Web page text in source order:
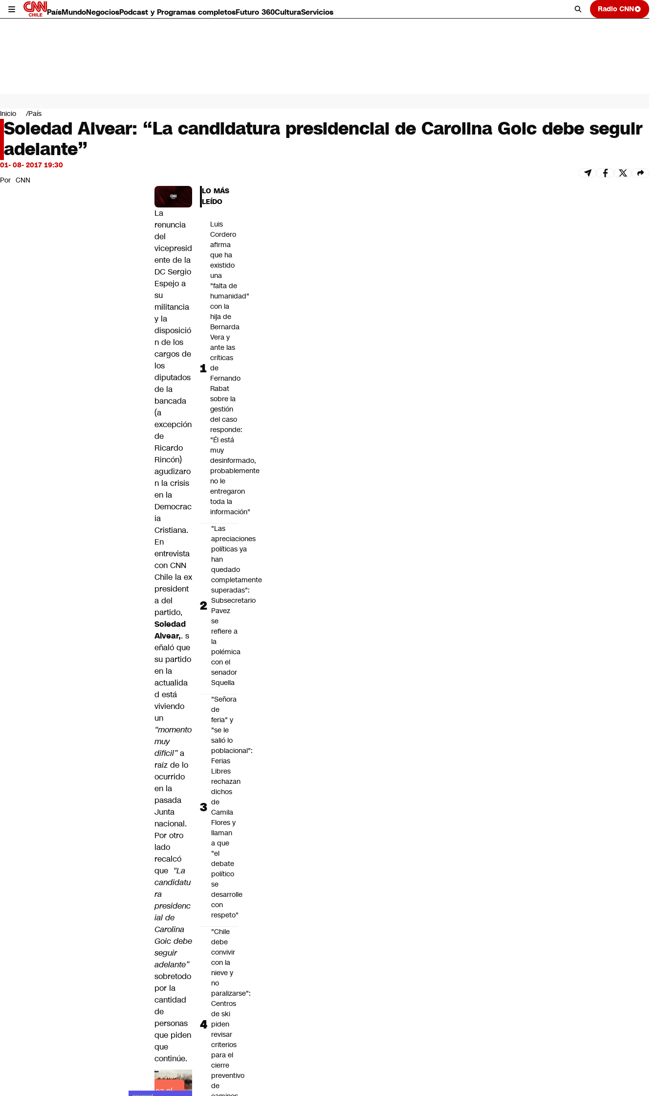
PaísMundoNegociosPodcast y Programas completosFuturo 360CulturaServicios Radio CNN
Mundo
Negocios
Deportes
Programas completos
Cultura
Servicios
Bits
CNN Data
Inicio País
Soledad Alvear: “La candidatura presidencial de Carolina Goic debe seguir
adelante”
01- 08- 2017 19:30
Por CNN
La
renuncia
del
vicepresid
ente de la
DC Sergio
Espejo a
su
militancia
y la
disposició
n de los
cargos de
los
diputados
de la
bancada
(a
excepción
de
Ricardo
Rincón)
agudizaro
n la crisis
en la
Democrac
ia
Cristiana.
En
entrevista
con CNN
Chile la ex
president
a del
partido,
Soledad
Alvear,. s
eñaló que
su partido
en la
actualida
d está
viviendo
un
“momento
muy
dificil”a
raíz de lo
ocurrido
en la
pasada
Junta
nacional.
Por otro
lado
recalcó
que “La
candidatu
ra
presidenc
ial de
Carolina
Goic debe
seguir
adelante”
sobretodo
por la
cantidad
de
personas
que piden
que
continúe.
Lea el
LO MÁS
LEÍDO
Luis
Cordero
afirma
que ha
existido
una
"falta de
humanidad"
con la
hija de
Bernarda
Vera y
ante las
críticas
de
Fernando
Rabat
sobre la
gestión
del caso
responde:
"Él está
muy
desinformado,
probablemente
no le
entregaron
toda la
información"
"Las
apreciaciones
políticas ya
han
quedado
completamente
superadas":
Subsecretario
Pavez
se
refiere a
la
polémica
con el
senador
Squella
"Señora
de
feria" y
"se le
salió lo
poblacional":
Ferias
Libres
rechazan
dichos
de
Camila
Flores y
llaman
a que
"el
debate
político
se
desarrolle
con
respeto"
"Chile
debe
convivir
con la
nieve y
no
paralizarse":
Centros
de ski
piden
revisar
criterios
para el
cierre
preventivo
de